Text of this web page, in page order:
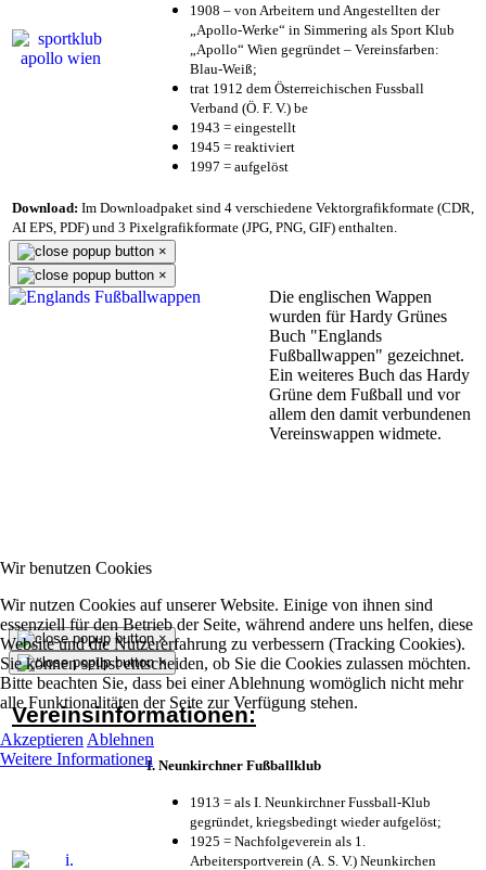
Wir benutzen Cookies
Wir nutzen Cookies auf unserer Website. Einige von ihnen sind
essenziell für den Betrieb der Seite, während andere uns helfen, diese
Website und die Nutzererfahrung zu verbessern (Tracking Cookies).
Sie können selbst entscheiden, ob Sie die Cookies zulassen möchten.
Bitte beachten Sie, dass bei einer Ablehnung womöglich nicht mehr
alle Funktionalitäten der Seite zur Verfügung stehen.
Akzeptieren Ablehnen
Weitere Informationen
1908 – von Arbeitern und Angestellten der
„Apollo-Werke“ in Simmering als Sport Klub
„Apollo“ Wien gegründet – Vereinsfarben:
Blau-Weiß;
trat 1912 dem Österreichischen Fussball
Verband (Ö. F. V.) be
1943 = eingestellt
1945 = reaktiviert
1997 = aufgelöst
Download: Im Downloadpaket sind 4 verschiedene Vektorgrafikformate (CDR,
AI EPS, PDF) und 3 Pixelgrafikformate (JPG, PNG, GIF) enthalten.
×
×
Die englischen Wappen
wurden für Hardy Grünes
Buch "Englands
Fußballwappen" gezeichnet.
Ein weiteres Buch das Hardy
Grüne dem Fußball und vor
allem den damit verbundenen
Vereinswappen widmete.
×
×
Vereinsinformationen:
I. Neunkirchner Fußballklub
1913 = als I. Neunkirchner Fussball-Klub
gegründet, kriegsbedingt wieder aufgelöst;
1925 = Nachfolgeverein als 1.
Arbeitersportverein (A. S. V.) Neunkirchen